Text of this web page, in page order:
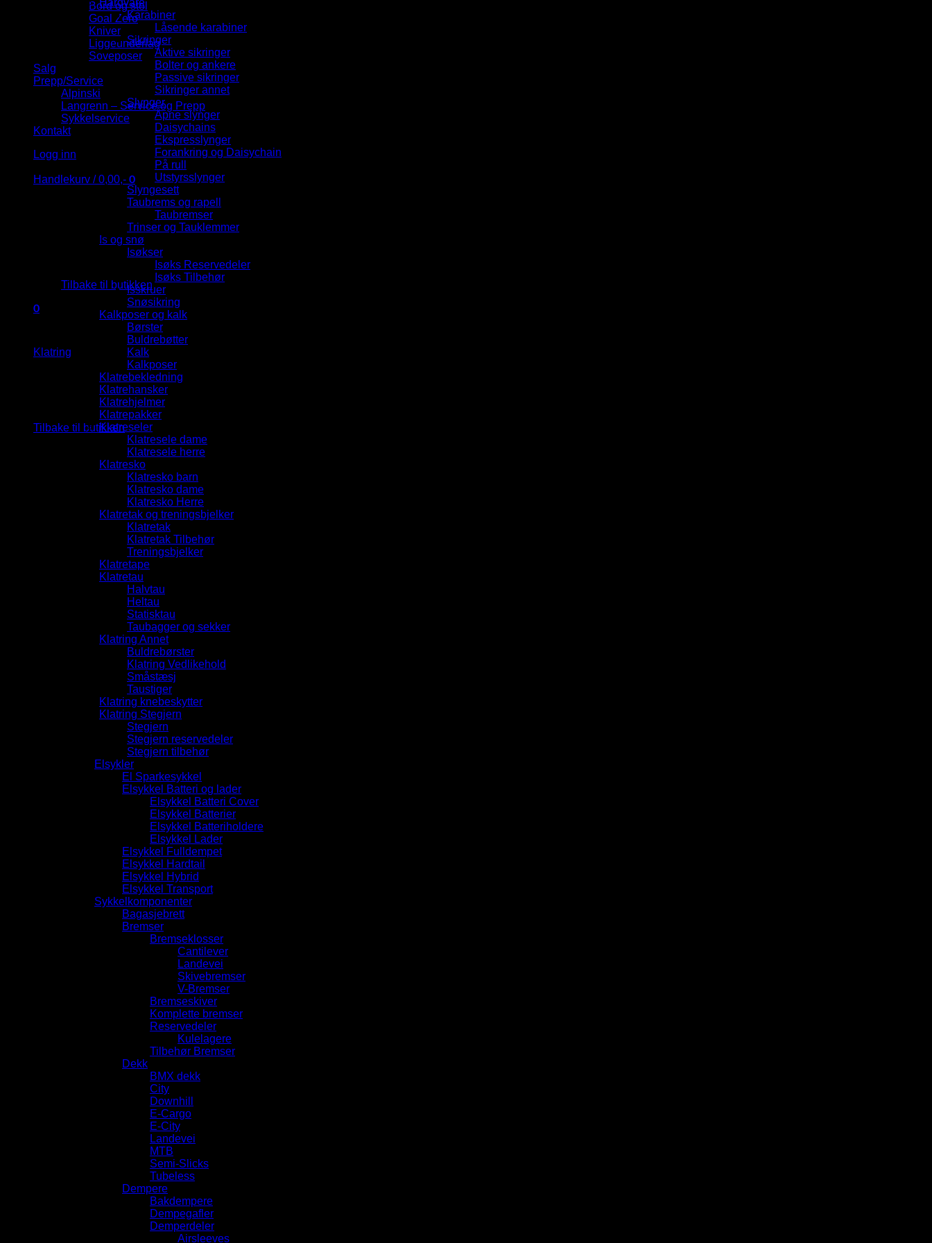
Bord og stol
Goal Zero
Kniver
Liggeunderlag
Soveposer
Salg
Prepp/Service
Alpinski
Langrenn – Service og Prepp
Sykkelservice
Kontakt
Logg inn
Handlekurv /0,00,- 0
Du har ingen produkter i handlekurven.
Tilbake til butikken
0
Du har ingen produkter i handlekurven.
Tilbake til butikken
Klatring
Karabiner
Låsende karabiner
Sikringer
Aktive sikringer
Bolter og ankere
Passive sikringer
Sikringer annet
Slynger
Åpne slynger
Daisychains
Ekspresslynger
Forankring og Daisychain
På rull
Utstyrsslynger
Slyngesett
Taubrems og rapell
Taubremser
Trinser og Tauklemmer
Is og snø
Isøkser
Isøks Reservedeler
Isøks Tilbehør
Isskruer
Snøsikring
Kalkposer og kalk
Børster
Buldrebøtter
Kalk
Kalkposer
Klatrebekledning
Klatrehansker
Klatrehjelmer
Klatrepakker
Klatreseler
Klatresele dame
Klatresele herre
Klatresko
Klatresko barn
Klatresko dame
Klatresko Herre
Klatretak og treningsbjelker
Klatretak
Klatretak Tilbehør
Treningsbjelker
Klatretape
Klatretau
Halvtau
Heltau
Statisktau
Taubagger og sekker
Klatring Annet
Buldrebørster
Klatring Vedlikehold
Småstæsj
Taustiger
Klatring knebeskytter
Klatring Stegjern
Stegjern
Stegjern reservedeler
Stegjern tilbehør
Elsykler
El Sparkesykkel
Elsykkel Batteri og lader
Elsykkel Batteri Cover
Elsykkel Batterier
Elsykkel Batteriholdere
Elsykkel Lader
Elsykkel Fulldempet
Elsykkel Hardtail
Elsykkel Hybrid
Elsykkel Transport
Sykkelkomponenter
Bagasjebrett
Bremser
Bremseklosser
Cantilever
Landevei
Skivebremser
V-Bremser
Bremseskiver
Komplette bremser
Reservedeler
Kulelagere
Tilbehør Bremser
Dekk
BMX dekk
City
Downhill
E-Cargo
E-City
Landevei
MTB
Semi-Slicks
Tubeless
Dempere
Bakdempere
Dempegafler
Demperdeler
Airsleeves